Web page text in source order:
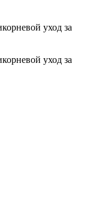
уход за
уход за